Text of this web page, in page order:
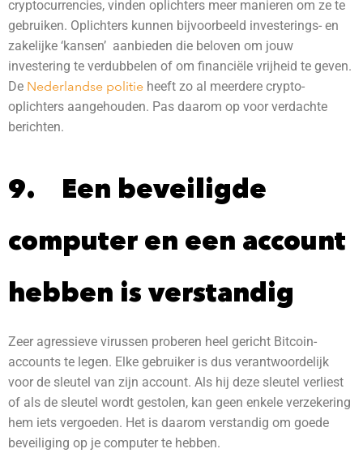
cryptocurrencies, vinden oplichters meer manieren om ze te
gebruiken. Oplichters kunnen bijvoorbeeld investerings- en
zakelijke ‘kansen’ aanbieden die beloven om jouw
investering te verdubbelen of om financiële vrijheid te geven.
De Nederlandse politie heeft zo al meerdere crypto-
oplichters aangehouden. Pas daarom op voor verdachte
berichten.
9. Een beveiligde
computer en een account
hebben is verstandig
Zeer agressieve virussen proberen heel gericht Bitcoin-
accounts te legen. Elke gebruiker is dus verantwoordelijk
voor de sleutel van zijn account. Als hij deze sleutel verliest
of als de sleutel wordt gestolen, kan geen enkele verzekering
hem iets vergoeden. Het is daarom verstandig om goede
beveiliging op je computer te hebben.